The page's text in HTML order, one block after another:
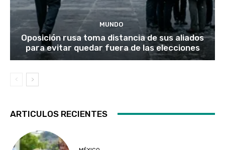
MUNDO
Oposición rusa toma distancia de sus aliados
para evitar quedar fuera de las elecciones
ARTICULOS RECIENTES